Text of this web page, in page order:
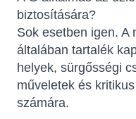
biztosítására?
Sok esetben igen. A
általában tartalék
helyek, sürgősségi
műveletek és
számára.